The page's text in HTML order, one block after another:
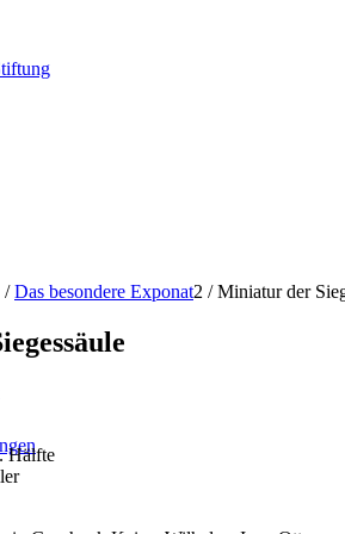
/ Das besondere Exponat2 / Miniatur der
Hälfte